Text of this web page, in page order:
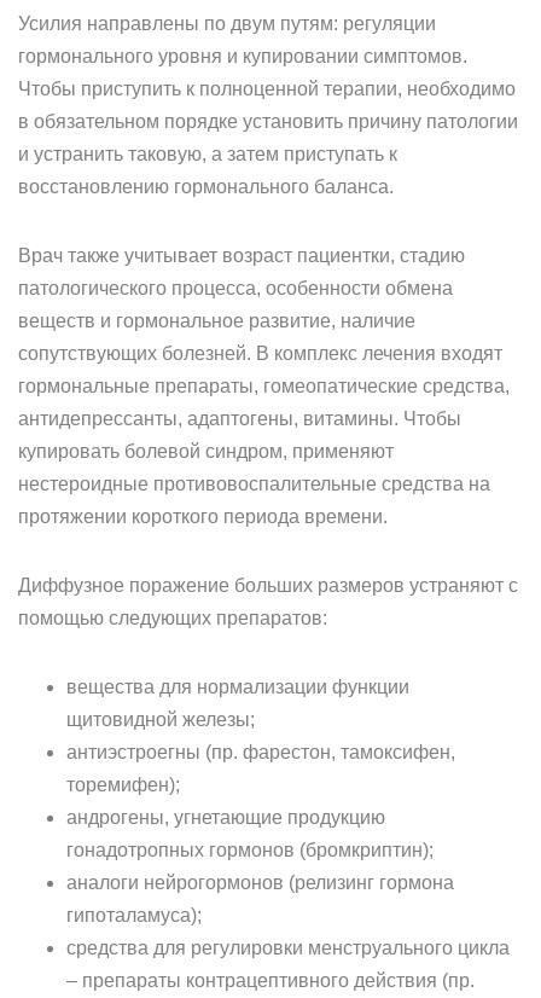
Усилия направлены по двум путям: регуляции
гормонального уровня и купировании симптомов.
Чтобы приступить к полноценной терапии, необходимо
в обязательном порядке установить причину патологии
и устранить таковую, а затем приступать к
восстановлению гормонального баланса.
Врач также учитывает возраст пациентки, стадию
патологического процесса, особенности обмена
веществ и гормональное развитие, наличие
сопутствующих болезней. В комплекс лечения входят
гормональные препараты, гомеопатические средства,
антидепрессанты, адаптогены, витамины. Чтобы
купировать болевой синдром, применяют
нестероидные противовоспалительные средства на
протяжении короткого периода времени.
Диффузное поражение больших размеров устраняют с
помощью следующих препаратов:
вещества для нормализации функции
щитовидной железы;
антиэстроегны (пр. фарестон, тамоксифен,
торемифен);
андрогены, угнетающие продукцию
гонадотропных гормонов (бромкриптин);
аналоги нейрогормонов (релизинг гормона
гипоталамуса);
средства для регулировки менструального цикла
– препараты контрацептивного действия (пр.